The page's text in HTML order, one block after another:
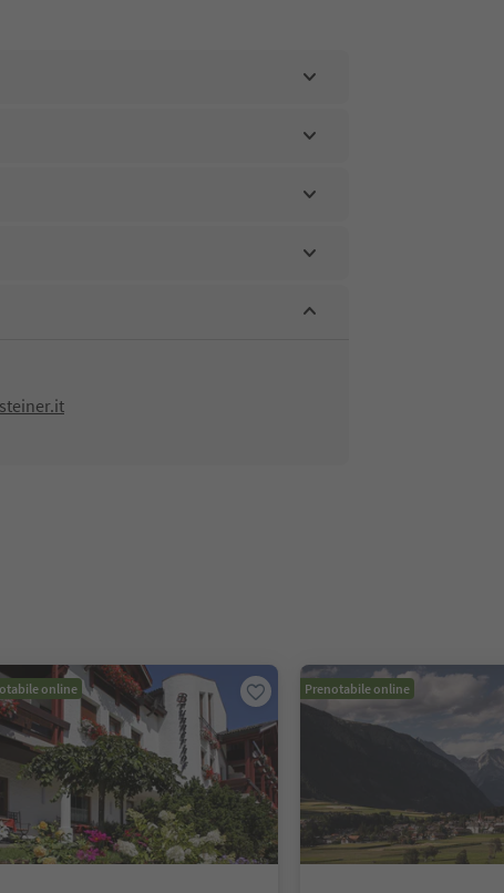
online Prenotabile online